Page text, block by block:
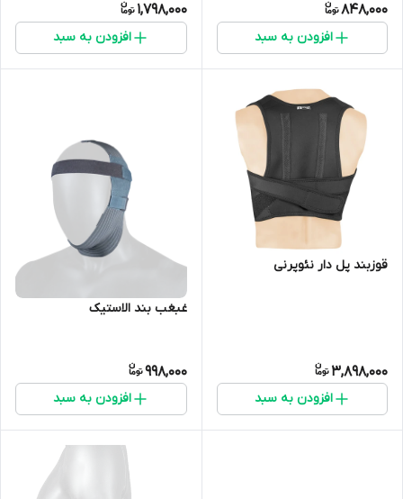
848,000
افزودن به سبد
1,798,000
افزودن به سبد
قوزبند پل دار نئوپرنی
3,898,000
افزودن به سبد
غبغب بند الاستیک
998,000
افزودن به سبد